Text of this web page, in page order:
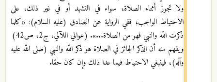
ولا تجوز أثناء الصلاة، سواء في التشهد أو في غير ذلك، على
الاحتياط الواجب؛ ففي الرواية عن الصادق (عليه السلام): «كلما
ذكرت اللّه والنبي فهو من الصلاة...». (عوالي اللآلي، ج2، ص42)
ويفهم منه أن الذكر الجائز في الصلاة هو ذكر اللّه والنبي (صلى اللّه عليه
وآله)، فينبغي الاحتياط فيما عدا ذلك وإن كان حقا.